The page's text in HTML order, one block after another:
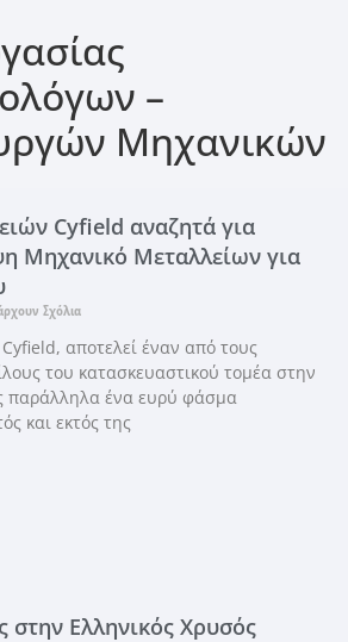
–
Μηχανικών
Cyfield αναζητά για
Μηχανικό Μεταλλείων για
Σχόλια
αποτελεί έναν από τους
του κατασκευαστικού τομέα στην
παράλληλα ένα ευρύ φάσμα
και εκτός της
στην Ελληνικός Χρυσός